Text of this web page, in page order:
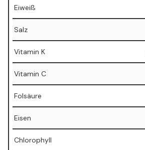
Eiweiß
Salz
Vitamin K
Vitamin C
Folsäure
Eisen
Chlorophyll